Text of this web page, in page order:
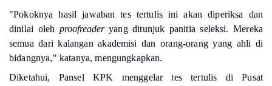
"Pokoknya hasil jawaban tes tertulis ini akan diperiksa dan
dinilai oleh proofreaderyang ditunjuk panitia seleksi. Mereka
semua dari kalangan akademisi dan orang-orang yang ahli di
bidangnya," katanya, mengungkapkan.
Diketahui, Pansel KPK menggelar tes tertulis di Pusat